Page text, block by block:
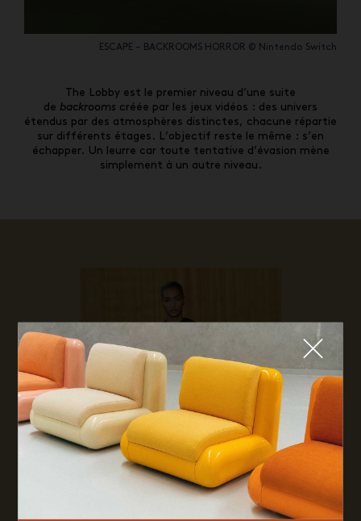
ESCAPE – BACKROOMS HORROR © Nintendo Switch
The Lobby est le premier niveau d’une suite
de backrooms créée par les jeux vidéos : des univers
étendus par des atmosphères distinctes, chacune répartie
sur différents étages. L’objectif reste le même : s’en
échapper
Un leurre car toute tentative d’évasion mène
simplement à un autre niveau.
Fermer
QUE CHERCHEZ-VOUS ?